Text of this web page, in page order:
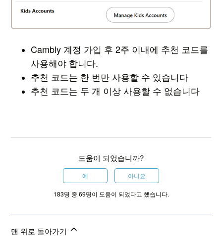
Cambly 계정 가입 후 2주 이내에 추천 코드를
사용해야 합니다.
추천 코드는 한 번만 사용할 수 있습니다
추천 코드는 두 개 이상 사용할 수 없습니다
도움이 되었습니까?
예 아니요
183명 중 69명이 도움이 되었다고 했습니다.
맨 위로 돌아가기